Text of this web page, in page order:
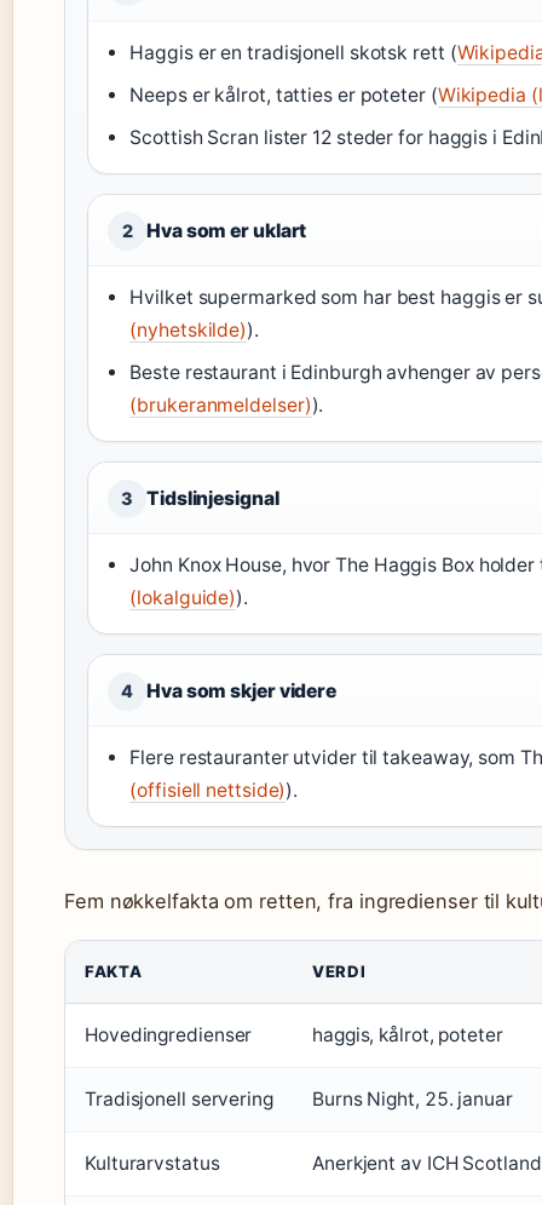
Haggis er en tradisjonell skotsk rett (
Neeps er kålrot, tatties er poteter (Wikipedia
Scottish Scran lister 12 steder for haggis i
2 Hva som er uklart
Hvilket supermarked som har best haggis er
(nyhetskilde)).
Beste restaurant i Edinburgh avhenger av
(brukeranmeldelser)).
3 Tidslinjesignal
John Knox House, hvor The Haggis Box
(lokalguide)).
4 Hva som skjer videre
Flere restauranter utvider til takeaway, som
(offisiell nettside)).
Fem nøkkelfakta om retten, fra ingredienser til
FAKTA VERDI
Hovedingredienser haggis, kålrot, poteter
Tradisjonell servering Burns Night, 25. januar
Kulturarvstatus Anerkjent av ICH Scotland